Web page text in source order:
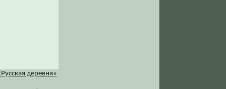
деревня»